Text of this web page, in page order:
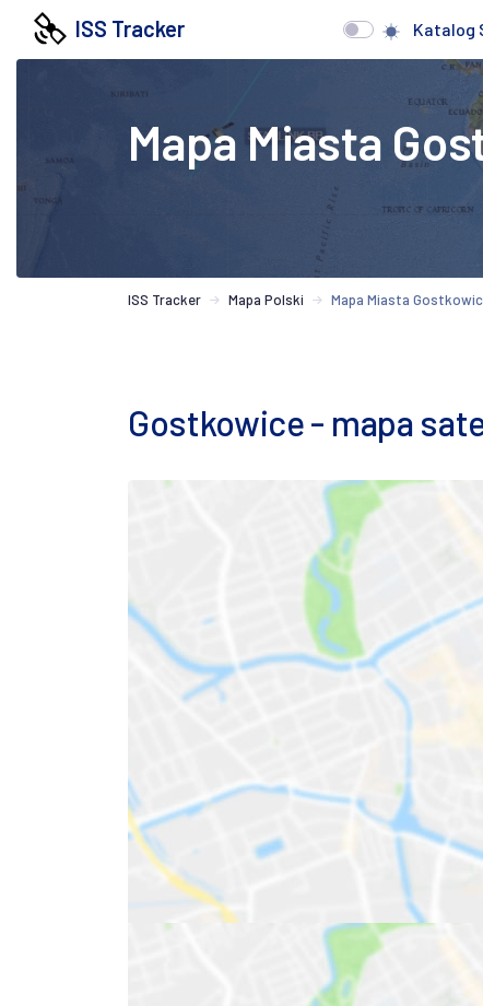
ISS Tracker Katalog
Mapa Miasta
ISS Tracker Mapa Polski Mapa Miasta
Gostkowice - mapa